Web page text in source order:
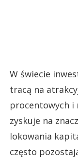
W świecie
tracą na
procentowych i
zyskuje na
lokowania
często